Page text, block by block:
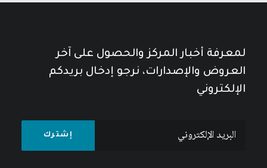
لمعرفة أخبار المركز والحصول على آخر
العروض والإصدارات، نرجو إدخال بريدكم
الإلكتروني